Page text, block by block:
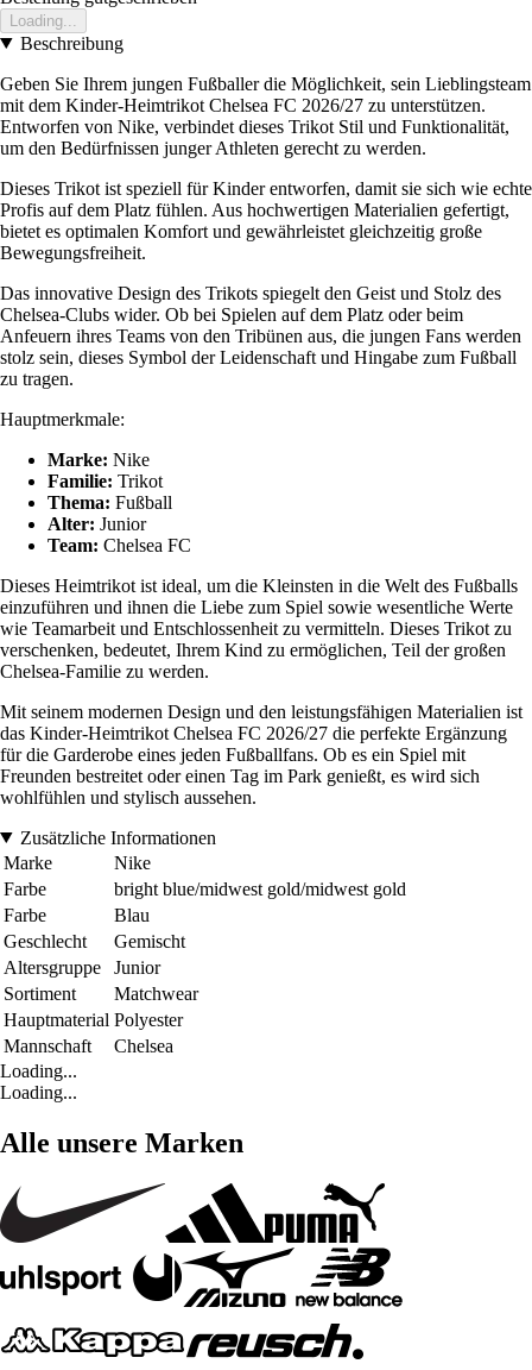
Loading...
Beschreibung
Geben Sie Ihrem jungen Fußballer die Möglichkeit, sein Lieblingsteam
mit dem Kinder-Heimtrikot Chelsea FC 2026/27 zu unterstützen.
Entworfen von Nike, verbindet dieses Trikot Stil und Funktionalität,
um den Bedürfnissen junger Athleten gerecht zu werden.
Dieses Trikot ist speziell für Kinder entworfen, damit sie sich wie echte
Profis auf dem Platz fühlen. Aus hochwertigen Materialien gefertigt,
bietet es optimalen Komfort und gewährleistet gleichzeitig große
Bewegungsfreiheit.
Das innovative Design des Trikots spiegelt den Geist und Stolz des
Chelsea-Clubs wider. Ob bei Spielen auf dem Platz oder beim
Anfeuern ihres Teams von den Tribünen aus, die jungen Fans werden
stolz sein, dieses Symbol der Leidenschaft und Hingabe zum Fußball
zu tragen.
Hauptmerkmale:
Marke: Nike
Familie: Trikot
Thema: Fußball
Alter: Junior
Team: Chelsea FC
Dieses Heimtrikot ist ideal, um die Kleinsten in die Welt des Fußballs
einzuführen und ihnen die Liebe zum Spiel sowie wesentliche Werte
wie Teamarbeit und Entschlossenheit zu vermitteln. Dieses Trikot zu
verschenken, bedeutet, Ihrem Kind zu ermöglichen, Teil der großen
Chelsea-Familie zu werden.
Mit seinem modernen Design und den leistungsfähigen Materialien ist
das Kinder-Heimtrikot Chelsea FC 2026/27 die perfekte Ergänzung
für die Garderobe eines jeden Fußballfans. Ob es ein Spiel mit
Freunden bestreitet oder einen Tag im Park genießt, es wird sich
wohlfühlen und stylisch aussehen.
Zusätzliche Informationen
Marke
Nike
Farbe
bright blue/midwest gold/midwest gold
Farbe
Blau
Geschlecht
Gemischt
Altersgruppe
Junior
Sortiment
Matchwear
Hauptmaterial Polyester
Mannschaft
Chelsea
Loading...
Loading...
Alle unsere Marken